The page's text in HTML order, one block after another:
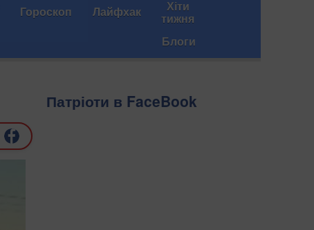
Гороскоп Лайфхак Хіти
тижня
Блоги
Патріоти в FaceBook